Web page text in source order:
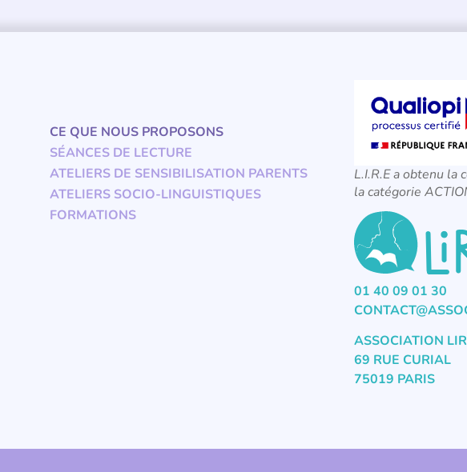
CE QUE NOUS PROPOSONS
SÉANCES DE LECTURE
ATELIERS DE SENSIBILISATION PARENTS
ATELIERS SOCIO-LINGUISTIQUES
FORMATIONS
L.I.R.E a obtenu la
la catégorie
01 40 09 01 30
ASSOCIATION
69 RUE CURIAL
75019 PARIS